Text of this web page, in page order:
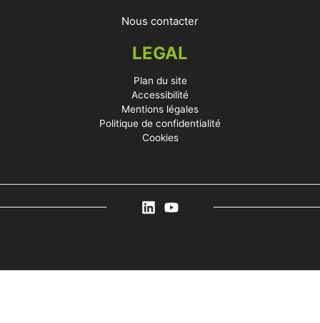
Nous contacter
LEGAL
Plan du site
Accessibilité
Mentions légales
Politique de confidentialité
Cookies